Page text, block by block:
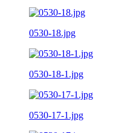
0530-18.jpg
0530-18-1.jpg
0530-17-1.jpg